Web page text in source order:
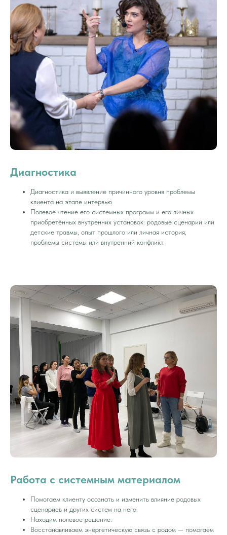
Диагностика
Диагностика и выявление причинного уровня проблемы
клиента на этапе интервью
Полевое чтение его системных программ и его личных
приобретённых внутренних установок: родовые сценарии или
детские травмы, опыт прошлого или личная история,
проблемы системы или внутренний конфликт.
Работа с системным материалом
Помогаем клиенту осознать и изменить влияние родовых
сценариев и других систем на него.
Находим полевое решение.
Восстанавливаем энергетическую связь с родом — помогаем